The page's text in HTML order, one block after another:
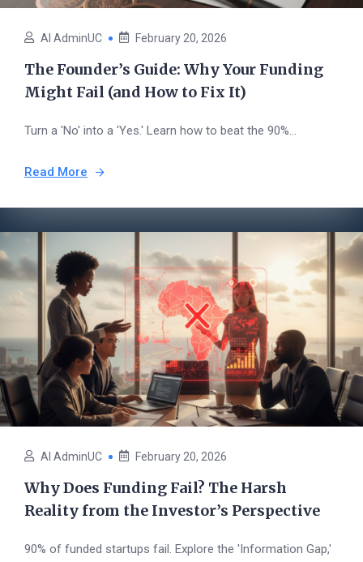
AI AdminUC February 20, 2026
The Founder’s Guide: Why Your Funding
Might Fail (and How to Fix It)
Turn a 'No' into a 'Yes.' Learn how to beat the 90%...
Read More
AI AdminUC February 20, 2026
Why Does Funding Fail? The Harsh
Reality from the Investor’s Perspective
90% of funded startups fail. Explore the 'Information Gap,'